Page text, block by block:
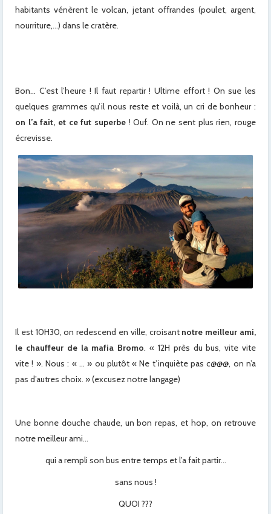
habitants vénèrent le volcan, jetant offrandes (poulet, argent,
nourriture,…) dans le cratère.
Bon… C’est l’heure ! Il faut repartir ! Ultime effort ! On sue les
quelques grammes qu’il nous reste et voilà, un cri de bonheur :
on l’a fait, et ce fut superbe! Ouf. On ne sent plus rien, rouge
écrevisse.
Il est 10H30, on redescend en ville, croisant notre meilleur ami,
le chauffeur de la mafia Bromo. « 12H près du bus, vite vite
vite ! ». Nous : « … » ou plutôt « Ne t’inquiète pas c@@@, on n’a
pas d’autres choix. » (excusez notre langage)
Une bonne douche chaude, un bon repas, et hop, on retrouve
notre meilleur ami…
qui a rempli son bus entre temps et l’a fait partir…
sans nous !
QUOI ???